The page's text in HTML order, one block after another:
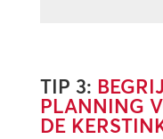
TIP 3:
PLANNING
DE